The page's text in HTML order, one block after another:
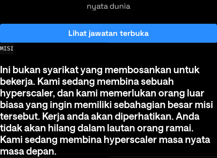
nyata dunia
Lihat jawatan terbuka
MISI
Ini bukan syarikat yang membosankan untuk
Ini bukansyarikatyang membosankan untuk
bekerja. Kamisedang membinasebuah
hyperscaler,dan kami memerlukanorang luar
biasayang ingin memilikisebahagian besarmisi
tersebut. Kerjaandaakandiperhatikan.Anda
tidakakan hilangdalam lautanorang ramai.
Kamisedang membinahyperscalermasanyata
masadepan.